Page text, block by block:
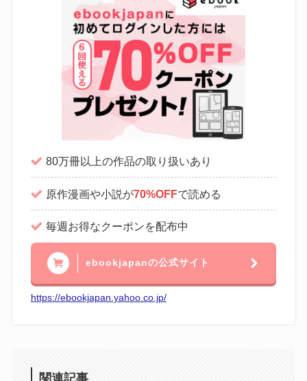
80万冊以上の作品の取り扱いあり
原作漫画や小説が70%OFFで読める
毎週お得なクーポンを配布中
ebookjapanの公式サイト
https://ebookjapan.yahoo.co.jp/